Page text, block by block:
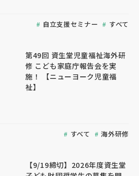
自立支援セミナー すべて
第49回 資生堂児童福祉海外研
修 こども家庭庁報告会を実
施！ 【ニューヨーク児童福
祉】
すべて 海外研修
【9/19締切】2026年度資生堂